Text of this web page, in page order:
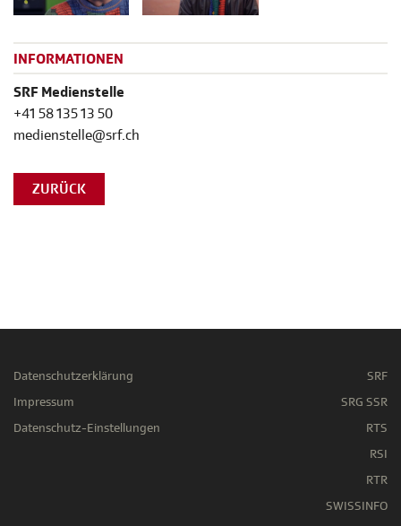
INFORMATIONEN
SRF Medienstelle
+41 58 135 13 50
medienstelle@srf.ch
ZURÜCK
Datenschutzerklärung
Impressum
Datenschutz-Einstellungen
SRF
SRG SSR
RTS
RSI
RTR
SWISSINFO